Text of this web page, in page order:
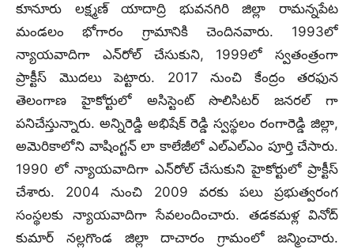
కూనూరు లక్ష్మణ్ యాదాద్రి భువనగిరి జిల్లా రామన్నపేట
మండలం భోగారం గ్రామానికి చెందినవారు. 1993లో
న్యాయవాదిగా ఎన్‌రోల్‌ చేసుకుని, 1999లో స్వతంత్రంగా
ప్రాక్టీస్ మొదలు పెట్టారు. 2017 నుంచి కేంద్రం తరఫున
తెలంగాణ హైకోర్టులో అసిస్టెంట్ సొలిసిటర్ జనరల్ గా
పనిచేస్తున్నారు. అన్నిరెడ్డి అభిషేక్ రెడ్డి స్వస్థలం రంగారెడ్డి జిల్లా,
అమెరికాలోని వాషింగ్టన్ లా కాలేజీలో ఎల్ఎల్ఎం పూర్తి చేసారు.
1990 లో న్యాయవాదిగా ఎన్‌రోల్‌ చేసుకుని హైకోర్టులో ప్రాక్టీస్
చేశారు. 2004 నుంచి 2009 వరకు పలు ప్రభుత్వరంగ
సంస్థలకు న్యాయవాదిగా సేవలందించారు. తడకమళ్ల వినోద్
కుమార్ నల్లగొండ జిల్లా దాచారం గ్రామంలో జన్మించారు.